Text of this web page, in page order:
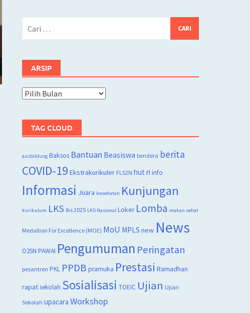
ARSIP
Arsip
TAG CLOUD
ausbildung Baksos Bantuan Beasiswa bendera berita
COVID-19 Ekstrakurikuler FLS2N hut ri info
Informasi Juara kesehatan Kunjungan
kurikulum LKS lks 2025 LKS Nasional Loker Lomba makan sehat
Medallion For Excellence (MOE) MoU MPLS new News
O2SN PAWAI Pengumuman Peringatan
pesantren PKL PPDB pramuka Prestasi Ramadhan
rapatsekolah Sosialisasi TOEIC Ujian Ujian
Sekolah upacara Workshop